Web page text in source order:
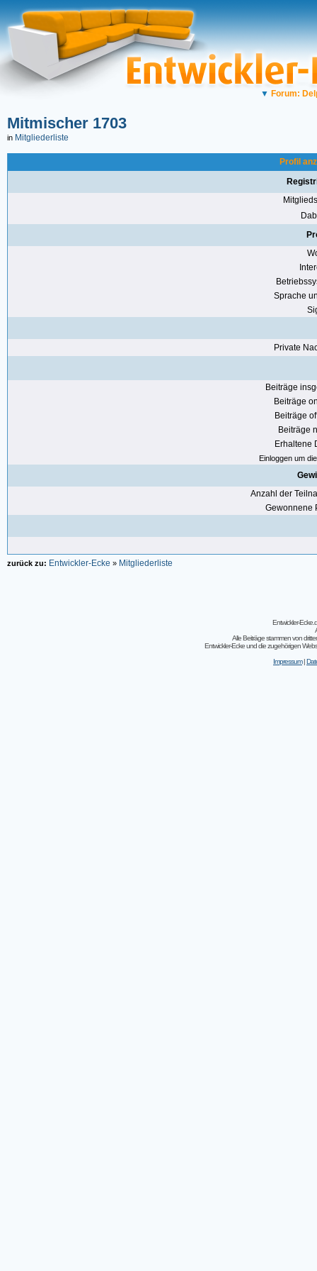
▼ Forum:
Mitmischer 1703
in Mitgliederliste
Profil
Sprache
Private
Beiträge
Beiträge
Beiträge
Beiträge
Erhaltene
Einloggen um
Anzahl der
Gewonnene
zurück zu: Entwickler-Ecke » Mitgliederliste
Entwickler-
Alle Beiträge stammen von
Entwickler-Ecke und die zugehörigen
Impressum|